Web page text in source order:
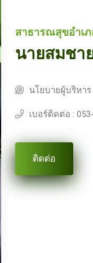
สาธารณสุขอำเ
นายสมช
นโยบายผู้บริหา
เบอร์ติดต่อ :
ติดต่อ